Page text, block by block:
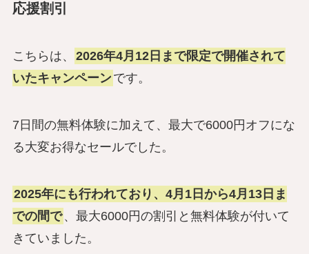
応援割引
こちらは、
2026年4月12日まで限定で開催されて
いたキャンペーン です。
7日間の無料体験に加えて、最大で6000円オフにな
る大変お得なセールでした。
2025年にも行われており、4月1日から4月13日ま
での間で 、最大6000円の割引と無料体験が付いて
きていました。